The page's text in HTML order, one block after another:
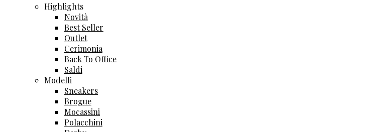
Highlights
Novità
Best Seller
Outlet
Cerimonia
Back To Office
Saldi
Modelli
Sneakers
Brogue
Mocassini
Polacchini